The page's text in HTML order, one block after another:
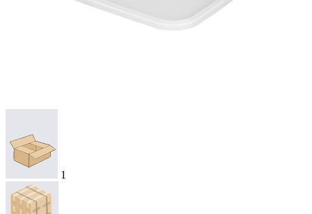
1